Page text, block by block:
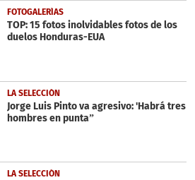
FOTOGALERÍAS
TOP: 15 fotos inolvidables fotos de los
duelos Honduras-EUA
LA SELECCIÓN
Jorge Luis Pinto va agresivo: 'Habrá tres
hombres en punta”
LA SELECCIÓN